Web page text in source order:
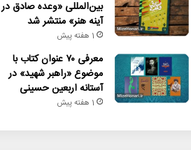
بین‌المللی «وعده صادق در
آینه هنر» منتشر شد
1 هفته پیش
معرفی ۷۰ عنوان کتاب با
موضوع «راهبر شهید» در
آستانه اربعین حسینی
1 هفته پیش